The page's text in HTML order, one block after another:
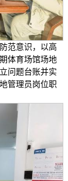
范意识，以高
体育场馆场地
问题台账并实
管理员岗位职